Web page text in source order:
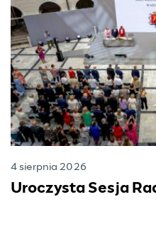
4 sierpnia 2026
Uroczysta Sesja